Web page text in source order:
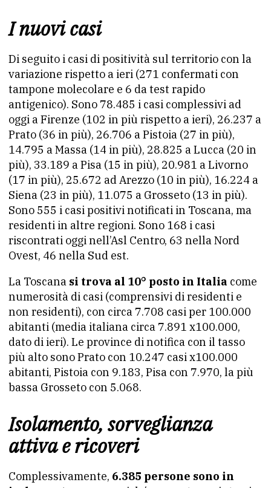
I nuovi casi
Di seguito i casi di positività sul territorio con la
variazione rispetto a ieri (271 confermati con
tampone molecolare e 6 da test rapido
antigenico). Sono 78.485 i casi complessivi ad
oggi a Firenze (102 in più rispetto a ieri), 26.237 a
Prato (36 in più), 26.706 a Pistoia (27 in più),
14.795 a Massa (14 in più), 28.825 a Lucca (20 in
più), 33.189 a Pisa (15 in più), 20.981 a Livorno
(17 in più), 25.672 ad Arezzo (10 in più), 16.224 a
Siena (23 in più), 11.075 a Grosseto (13 in più).
Sono 555 i casi positivi notificati in Toscana, ma
residenti in altre regioni. Sono 168 i casi
riscontrati oggi nell’Asl Centro, 63 nella Nord
Ovest, 46 nella Sud est.
La Toscana si trova al 10° posto in Italia come
numerosità di casi (comprensivi di residenti e
non residenti), con circa 7.708 casi per 100.000
abitanti (media italiana circa 7.891 x100.000,
dato di ieri). Le province di notifica con il tasso
più alto sono Prato con 10.247 casi x100.000
abitanti, Pistoia con 9.183, Pisa con 7.970, la più
bassa Grosseto con 5.068.
Isolamento, sorveglianza
attiva e ricoveri
Complessivamente, 6.385 persone sono in